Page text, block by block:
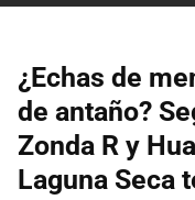
¿Echas de
de antaño?
Zonda R y
Laguna Seca